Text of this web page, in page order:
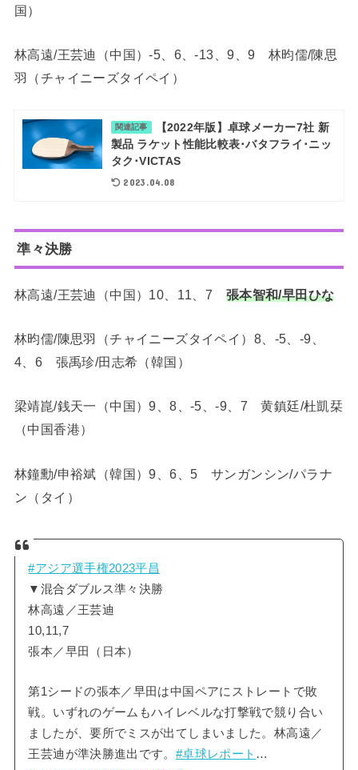
国）
林高遠/王芸迪（中国）-5、6、-13、9、9 林昀儒/陳思
羽（チャイニーズタイペイ）
関連記事
【2022年版】卓球メーカー7社 新
製品 ラケット性能比較表･バタフライ･ニッ
タク･VICTAS
2023.04.08
準々決勝
林高遠/王芸迪（中国）10、11、7 張本智和/早田ひな
林昀儒/陳思羽（チャイニーズタイペイ）8、-5、-9、
4、6 張禹珍/田志希（韓国）
梁靖崑/銭天一（中国）9、8、-5、-9、7 黄鎮廷/杜凱栞
（中国香港）
林鐘勳/申裕斌（韓国）9、6、5 サンガンシン/パラナ
ン（タイ）
#アジア選手権2023平昌
▼混合ダブルス準々決勝
林高遠／王芸迪
10,11,7
張本／早田（日本）
第1シードの張本／早田は中国ペアにストレートで敗
戦。いずれのゲームもハイレベルな打撃戦で競り合い
ましたが、要所でミスが出てしまいました。林高遠／
王芸迪が準決勝進出です。 #卓球レポート …